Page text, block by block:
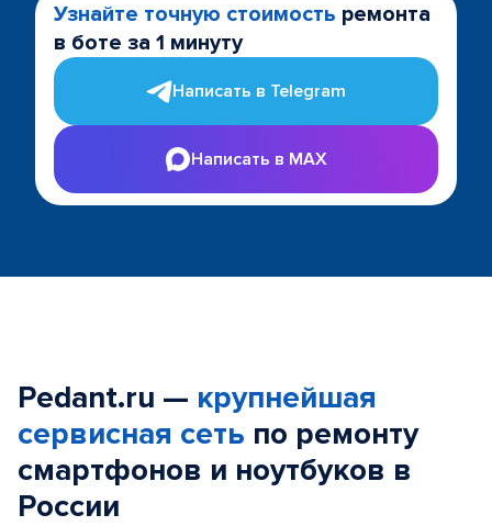
Узнайте точную стоимость ремонта
в боте за 1 минуту
Написать в Telegram
Написать в MAX
Pedant.ru — крупнейшая
сервисная сеть по ремонту
смартфонов и ноутбуков в
России